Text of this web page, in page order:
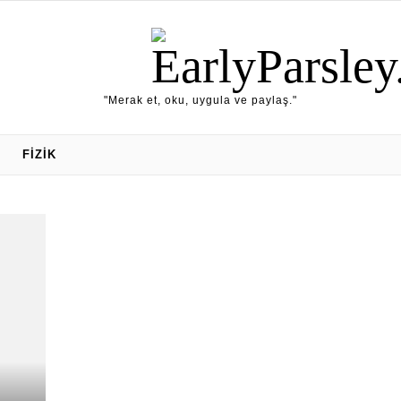
"Merak et, oku, uygula ve paylaş."
FIZIK